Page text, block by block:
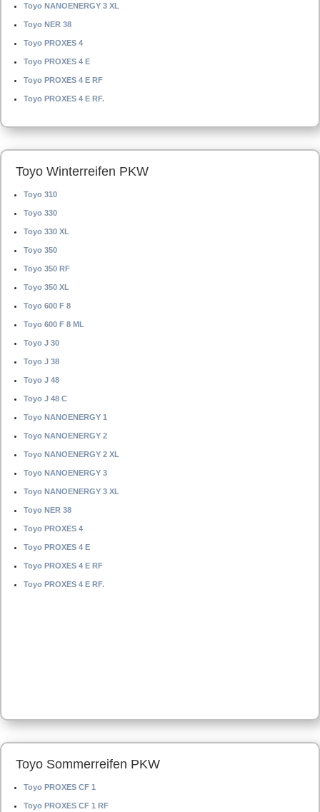
Toyo NANOENERGY 3 XL
Toyo NER 38
Toyo PROXES 4
Toyo PROXES 4 E
Toyo PROXES 4 E RF
Toyo PROXES 4 E RF.
Toyo Winterreifen PKW
Toyo 310
Toyo 330
Toyo 330 XL
Toyo 350
Toyo 350 RF
Toyo 350 XL
Toyo 600 F 8
Toyo 600 F 8 ML
Toyo J 30
Toyo J 38
Toyo J 48
Toyo J 48 C
Toyo NANOENERGY 1
Toyo NANOENERGY 2
Toyo NANOENERGY 2 XL
Toyo NANOENERGY 3
Toyo NANOENERGY 3 XL
Toyo NER 38
Toyo PROXES 4
Toyo PROXES 4 E
Toyo PROXES 4 E RF
Toyo PROXES 4 E RF.
Toyo Sommerreifen PKW
Toyo PROXES CF 1
Toyo PROXES CF 1 RF